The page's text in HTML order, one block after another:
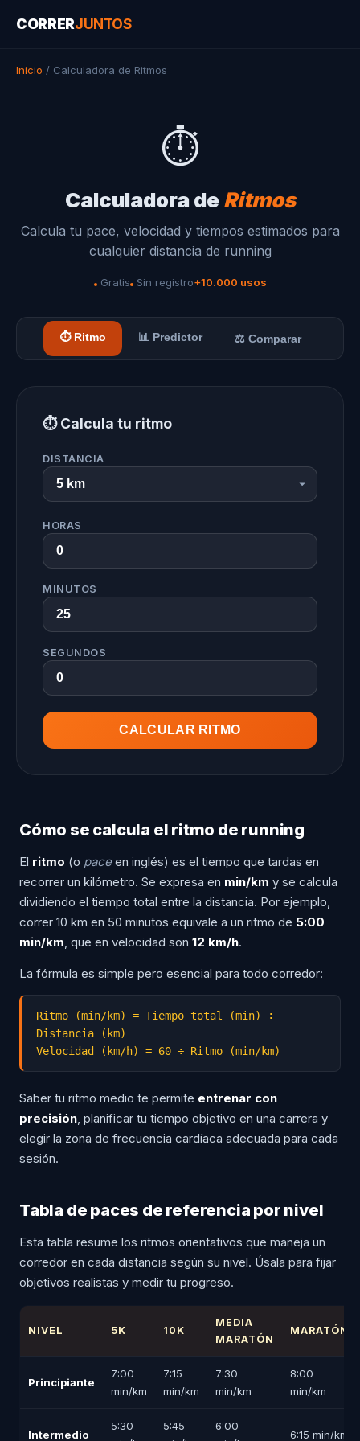
CORRERJUNTOS
Inicio / Calculadora de Ritmos
⏱️
Calculadora deRitmos
Calcula tu pace, velocidad y tiempos estimados para
cualquier distancia de running
Gratis Sin registro+10.000 usos
⏱️ Ritmo 📊 Predictor ⚖️ Comparar
⏱️ Calcula tu ritmo
DISTANCIA
HORAS
MINUTOS
SEGUNDOS
CALCULAR RITMO
Cómo se calcula el ritmo de running
El ritmo (o paceen inglés) es el tiempo que tardas en
recorrer un kilómetro. Se expresa en min/km y se calcula
dividiendo el tiempo total entre la distancia. Por ejemplo,
correr 10 km en 50 minutos equivale a un ritmo de 5:00
min/km, que en velocidad son 12 km/h.
La fórmula es simple pero esencial para todo corredor:
Ritmo (min/km) = Tiempo total (min) ÷
Distancia (km)
Velocidad (km/h) = 60 ÷ Ritmo (min/km)
Saber tu ritmo medio te permite entrenar con
precisión, planificar tu tiempo objetivo en una carrera y
elegir la zona de frecuencia cardíaca adecuada para cada
sesión.
Tabla de paces de referencia por nivel
Esta tabla resume los ritmos orientativos que maneja un
corredor en cada distancia según su nivel. Úsala para fijar
objetivos realistas y medir tu progreso.
NIVEL 5K 10K
MEDIA
MARATÓN
MARATÓN
Principiante
7:00
min/km
7:15
min/km
7:30
min/km
8:00
min/km
Intermedio
5:30
5:45
6:00
6:15 min/km